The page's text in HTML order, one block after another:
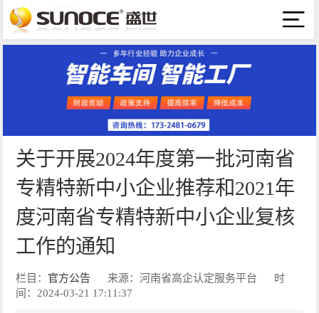
关于开展2024年度第一批河南省
专精特新中小企业推荐和2021年
度河南省专精特新中小企业复核
工作的通知
栏目： 官方公告 来源：河南省高企认定服务平台
时
间：2024-03-21 17:11:37